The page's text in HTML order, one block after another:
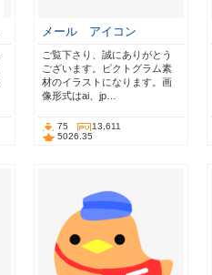
メール アイコン
ご覧下さり、誠にありがとう
ございます。ピクトグラム素
材のイラストになります。画
像形式はai、jp…
75
13,611
5026.35